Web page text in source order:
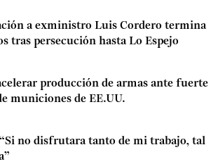
a exministro Luis Cordero termina
tras persecución hasta Lo Espejo
producción de armas ante fuerte
municiones de EE.UU.
no disfrutara tanto de mi trabajo, tal